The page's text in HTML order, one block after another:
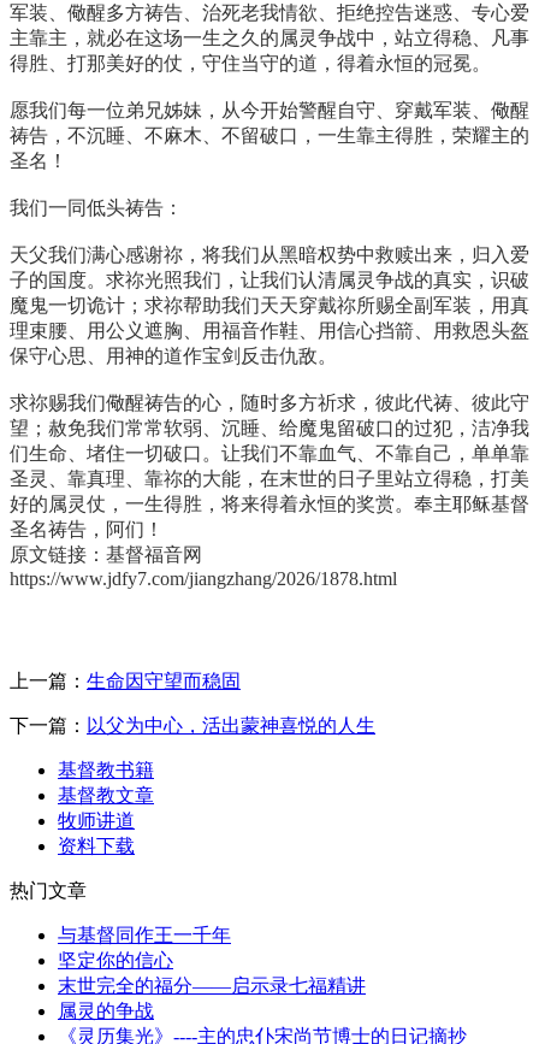
军装、儆醒多方祷告、治死老我情欲、拒绝控告迷惑、专心爱
主靠主，就必在这场一生之久的属灵争战中，站立得稳、凡事
得胜、打那美好的仗，守住当守的道，得着永恒的冠冕。
愿我们每一位弟兄姊妹，从今开始警醒自守、穿戴军装、儆醒
祷告，不沉睡、不麻木、不留破口，一生靠主得胜，荣耀主的
圣名！
我们一同低头祷告：
天父我们满心感谢祢，将我们从黑暗权势中救赎出来，归入爱
子的国度。求祢光照我们，让我们认清属灵争战的真实，识破
魔鬼一切诡计；求祢帮助我们天天穿戴祢所赐全副军装，用真
理束腰、用公义遮胸、用福音作鞋、用信心挡箭、用救恩头盔
保守心思、用神的道作宝剑反击仇敌。
求祢赐我们儆醒祷告的心，随时多方祈求，彼此代祷、彼此守
望；赦免我们常常软弱、沉睡、给魔鬼留破口的过犯，洁净我
们生命、堵住一切破口。让我们不靠血气、不靠自己，单单靠
圣灵、靠真理、靠祢的大能，在末世的日子里站立得稳，打美
好的属灵仗，一生得胜，将来得着永恒的奖赏。奉主耶稣基督
圣名祷告，阿们！
原文链接：基督福音网
https://www.jdfy7.com/jiangzhang/2026/1878.html
上一篇： 生命因守望而稳固
下一篇： 以父为中心，活出蒙神喜悦的人生
基督教书籍
基督教文章
牧师讲道
资料下载
热门文章
与基督同作王一千年
坚定你的信心
末世完全的福分——启示录七福精讲
属灵的争战
《灵历集光》----主的忠仆宋尚节博士的日记摘抄